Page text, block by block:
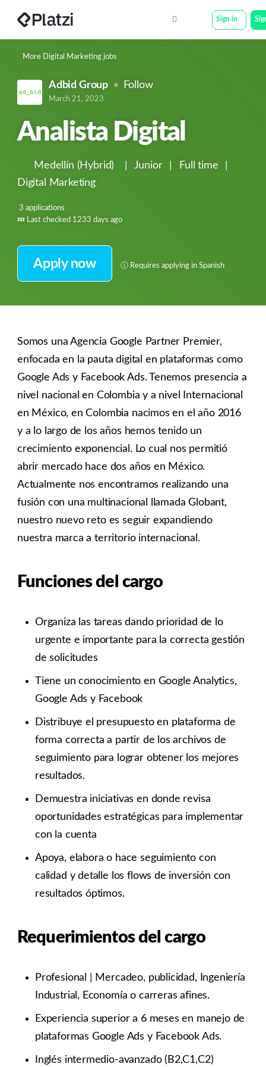
Sign in
More Digital Marketing jobs
Adbid Group Follow
March 21, 2023
Analista Digital
Medellín (Hybrid) Junior Full time
Digital Marketing
3 applications
💤 Last checked 1233 days ago
Apply now ⓘ Requires applying in Spanish
Somos una Agencia Google Partner Premier,
enfocada en la pauta digital en plataformas como
Google Ads y Facebook Ads. Tenemos presencia a
nivel nacional en Colombia y a nivel Internacional
en México, en Colombia nacimos en el año 2016
y a lo largo de los años hemos tenido un
crecimiento exponencial. Lo cual nos permitió
abrir mercado hace dos años en México.
Actualmente nos encontramos realizando una
fusión con una multinacional llamada Globant,
nuestro nuevo reto es seguir expandiendo
nuestra marca a territorio internacional.
Funciones del cargo
Organiza las tareas dando prioridad de lo
urgente e importante para la correcta gestión
de solicitudes
Tiene un conocimiento en Google Analytics,
Google Ads y Facebook
Distribuye el presupuesto en plataforma de
forma correcta a partir de los archivos de
seguimiento para lograr obtener los mejores
resultados.
Demuestra iniciativas en donde revisa
oportunidades estratégicas para implementar
con la cuenta
Apoya, elabora o hace seguimiento con
calidad y detalle los flows de inversión con
resultados óptimos.
Requerimientos del cargo
Profesional | Mercadeo, publicidad, Ingeniería
Industrial, Economía o carreras afines.
Experiencia superior a 6 meses en manejo de
plataformas Google Ads y Facebook Ads.
Inglés intermedio-avanzado (B2,C1,C2)